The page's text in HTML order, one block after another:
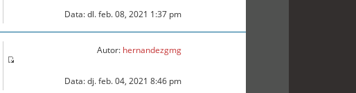
Data: dl. feb. 08, 2021 1:37 pm
Autor: hernandezgmg
Data: dj. feb. 04, 2021 8:46 pm